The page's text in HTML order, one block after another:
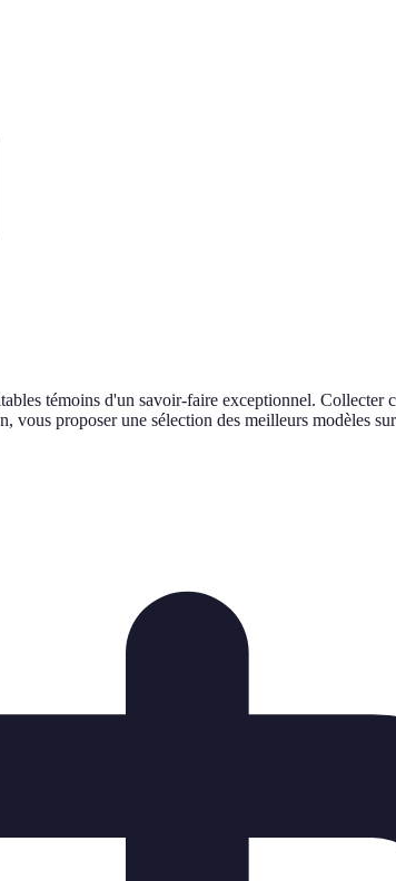
témoins d'un savoir-faire exceptionnel. Collecter
proposer une sélection des meilleurs modèles